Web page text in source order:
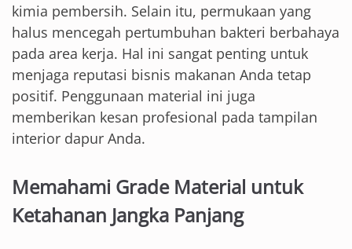
kimia pembersih. Selain itu, permukaan yang
halus mencegah pertumbuhan bakteri berbahaya
pada area kerja. Hal ini sangat penting untuk
menjaga reputasi bisnis makanan Anda tetap
positif. Penggunaan material ini juga
memberikan kesan profesional pada tampilan
interior dapur Anda.
Memahami Grade Material untuk
Ketahanan Jangka Panjang